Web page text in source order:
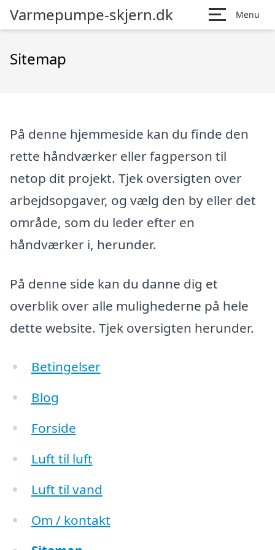
Varmepumpe-skjern.dk Menu
Sitemap
På denne hjemmeside kan du finde den
rette håndværker eller fagperson til
netop dit projekt. Tjek oversigten over
arbejdsopgaver, og vælg den by eller det
område, som du leder efter en
håndværker i, herunder.
På denne side kan du danne dig et
overblik over alle mulighederne på hele
dette website. Tjek oversigten herunder.
Betingelser
Blog
Forside
Luft til luft
Luft til vand
Om / kontakt